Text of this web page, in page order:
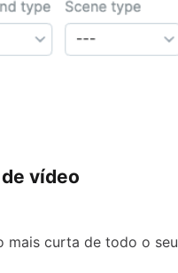
vídeo
mais curta de todo o seu